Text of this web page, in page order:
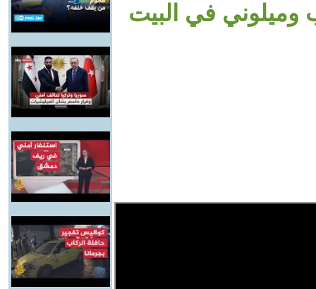
وميلوني في البيت